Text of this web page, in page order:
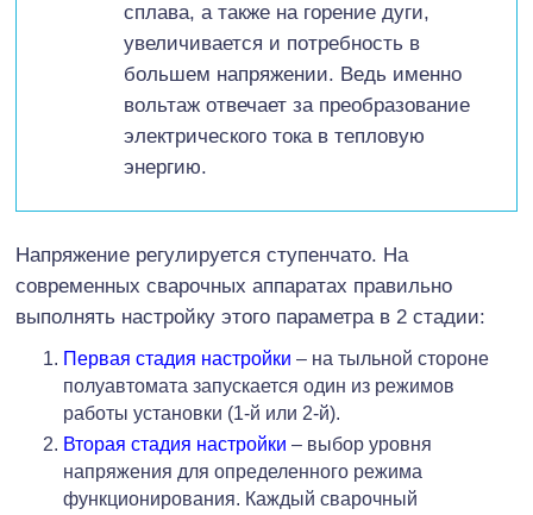
сплава, а также на горение дуги,
увеличивается и потребность в
большем напряжении. Ведь именно
вольтаж отвечает за преобразование
электрического тока в тепловую
энергию.
Напряжение регулируется ступенчато. На
современных сварочных аппаратах правильно
выполнять настройку этого параметра в 2 стадии:
Первая стадия настройки – на тыльной стороне
полуавтомата запускается один из режимов
работы установки (1-й или 2-й).
Вторая стадия настройки – выбор уровня
напряжения для определенного режима
функционирования. Каждый сварочный